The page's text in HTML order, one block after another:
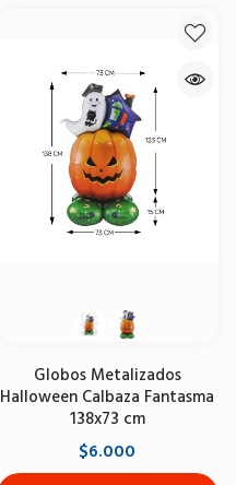
Globos Metalizados
Halloween Calbaza Fantasma
138x73 cm
$6.000